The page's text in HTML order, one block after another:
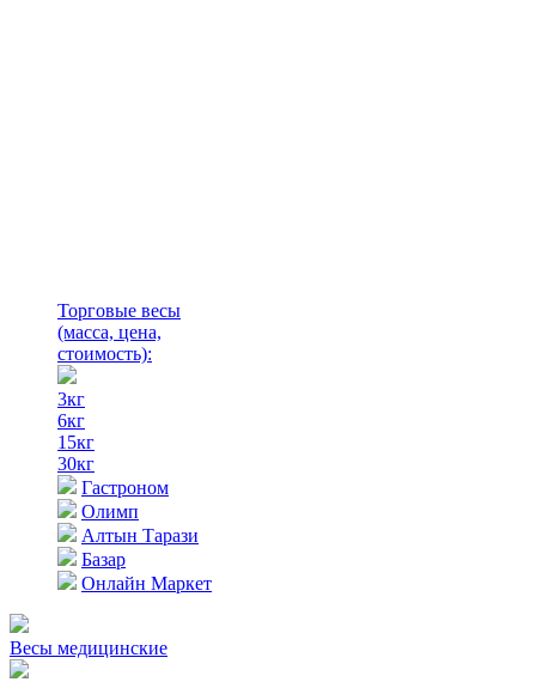
Торговые весы
(масса, цена,
стоимость):
3кг
6кг
15кг
30кг
Гастроном
Олимп
Алтын Тарази
Базар
Онлайн Маркет
Весы медицинские